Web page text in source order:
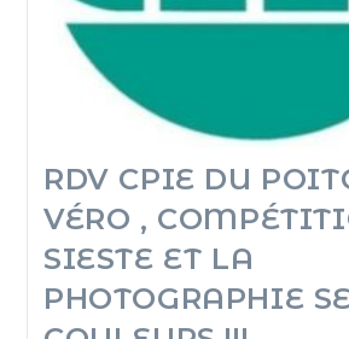
RDV CPIE DU
VÉRO ,
SIESTE ET LA
PHOTOGRAPHIE